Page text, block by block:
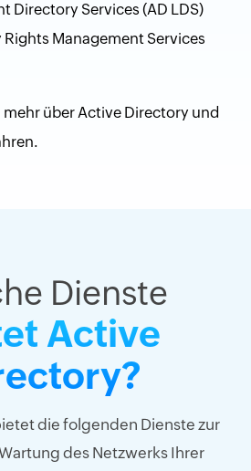
Directory Services (AD LDS)
Management Services
mehr über Active Directory und
Dienste
Active
die folgenden Dienste zur
des Netzwerks Ihrer